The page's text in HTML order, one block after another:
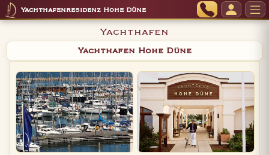
Yachthafenresidenz Hohe Düne
Yachthafen
Yachthafen Hohe Düne